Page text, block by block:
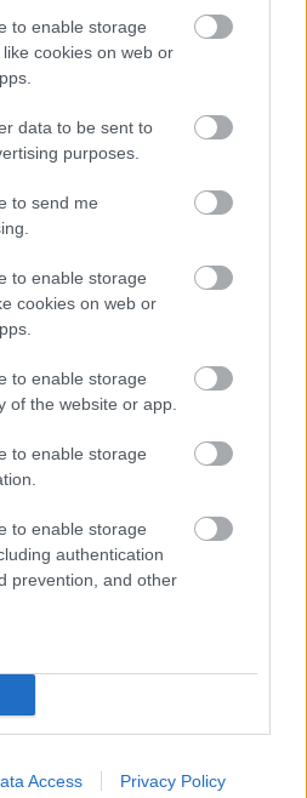
to enable storage
cookies on web or
data to be sent to
purposes.
to send me
to enable storage
cookies on web or
to enable storage
of the website or app.
to enable storage
to enable storage
authentication
prevention, and other
Access Privacy Policy
feliratkozás
a
Csak egy kattintás, és hírlevelünk a
tartalmakkal hétről hétre
24 cikke
Szolnok megyében: egyre